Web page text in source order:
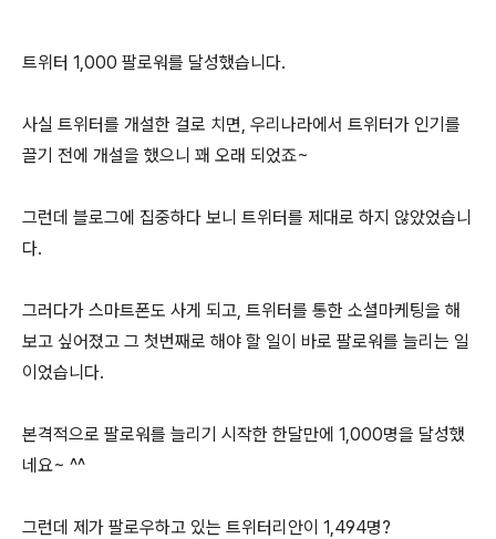
트위터 1,000 팔로워를 달성했습니다.
사실 트위터를 개설한 걸로 치면, 우리나라에서 트위터가 인기를
끌기 전에 개설을 했으니 꽤 오래 되었죠~
그런데 블로그에 집중하다 보니 트위터를 제대로 하지 않았었습니
다.
그러다가 스마트폰도 사게 되고, 트위터를 통한 소셜마케팅을 해
보고 싶어졌고 그 첫번째로 해야 할 일이 바로 팔로워를 늘리는 일
이었습니다.
본격적으로 팔로워를 늘리기 시작한 한달만에 1,000명을 달성했
네요~ ^^
그런데 제가 팔로우하고 있는 트위터리안이 1,494명?